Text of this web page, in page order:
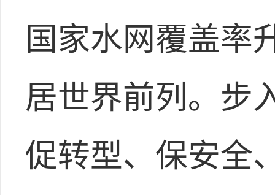
国家水网覆盖率
居世界前列。步
促转型、保安全